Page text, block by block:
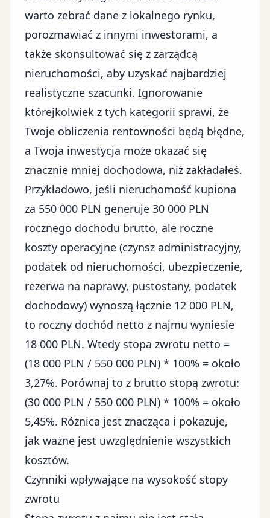
warto zebrać dane z lokalnego rynku,
porozmawiać z innymi inwestorami, a
także skonsultować się z zarządcą
nieruchomości, aby uzyskać najbardziej
realistyczne szacunki. Ignorowanie
którejkolwiek z tych kategorii sprawi, że
Twoje obliczenia rentowności będą błędne,
a Twoja inwestycja może okazać się
znacznie mniej dochodowa, niż zakładałeś.
Przykładowo, jeśli nieruchomość kupiona
za 550 000 PLN generuje 30 000 PLN
rocznego dochodu brutto, ale roczne
koszty operacyjne (czynsz administracyjny,
podatek od nieruchomości, ubezpieczenie,
rezerwa na naprawy, pustostany, podatek
dochodowy) wynoszą łącznie 12 000 PLN,
to roczny dochód netto z najmu wyniesie
18 000 PLN. Wtedy stopa zwrotu netto =
(18 000 PLN / 550 000 PLN) * 100% = około
3,27%. Porównaj to z brutto stopą zwrotu:
(30 000 PLN / 550 000 PLN) * 100% = około
5,45%. Różnica jest znacząca i pokazuje,
jak ważne jest uwzględnienie wszystkich
kosztów.
Czynniki wpływające na wysokość stopy
zwrotu